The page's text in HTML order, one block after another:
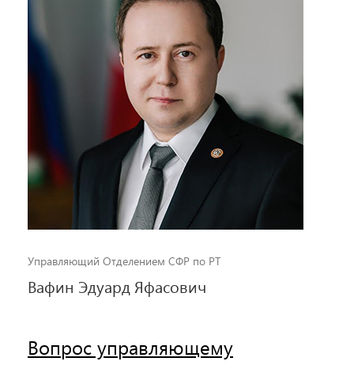
Управляющий Отделением СФР по РТ
Вафин Эдуард Яфасович
Вопрос управляющему